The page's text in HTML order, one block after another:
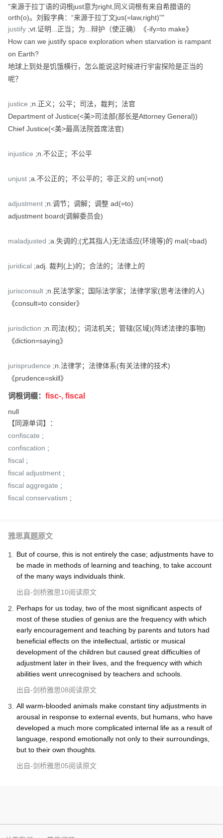
"来源于拉丁语的词根just意为right,同义词根有来自希腊语的
orth(o)。刘毅字典：“来源于拉丁文jus(=law,right)”"
justify ;vt.证明...正当；为...辩护（使正确）《-ify=to make》
How can we justify space exploration when starvation is rampant
on Earth?
地球上到处是饥饿横行，怎么能说这时候进行宇宙探险是正当的
呢？
justice ;n.正义；公平；司法，裁判；法官
Department of Justice(<美>司法部(部长是Attorney General))
Chief Justice(<美>最高法院首席法官)
injustice ;n.不公正；不公平
unjust ;a.不公正的；不公平的；非正义的 un(=not)
adjustment ;n.调节；调解；调整 ad(=to)
adjustment board(调解委员会)
maladjusted ;a.失调的;(尤其指人)无法适应(环境等)的 mal(=bad)
juridical ;adj. 裁判(上)的；合法的；法律上的
jurisconsult ;n.民法学家；国际法学家；法律学家(思考法律的人)
《consult=to consider》
jurisdiction ;n.司法(权)；词法机关；管辖(区域)(阵述法律的事物)
《diction=saying》
jurisprudence ;n.法律学；法律体系(有关法律的技术)
《prudence=skill》
词根词缀： fisc-, fiscal
null
【同源单词】：
confiscate ;
confiscation ;
fiscal ;
fiscal adjustment ;
fiscal aggregate ;
fiscal conservatism ;
雅思真题原文
1
But of course, this is not entirely the case; adjustments have to
be made in methods of learning and teaching, to take account
of the many ways individuals think.
出自-剑桥雅思10阅读原文
2
Perhaps for us today, two of the most significant aspects of
most of these studies of genius are the frequency with which
early encouragement and teaching by parents and tutors had
beneficial effects on the intellectual, artistic or musical
development of the children but caused great difficulties of
adjustment later in their lives, and the frequency with which
abilities went unrecognised by teachers and schools.
出自-剑桥雅思08阅读原文
3
All warm-blooded animals make constant tiny adjustments in
arousal in response to external events, but humans, who have
developed a much more complicated internal life as a result of
language, respond emotionally not only to their surroundings,
but to their own thoughts.
出自-剑桥雅思05阅读原文